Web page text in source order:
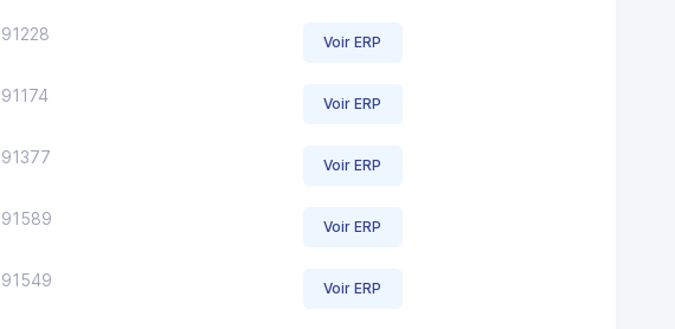
91228 Voir ERP
91174 Voir ERP
91377 Voir ERP
91589 Voir ERP
91549 Voir ERP